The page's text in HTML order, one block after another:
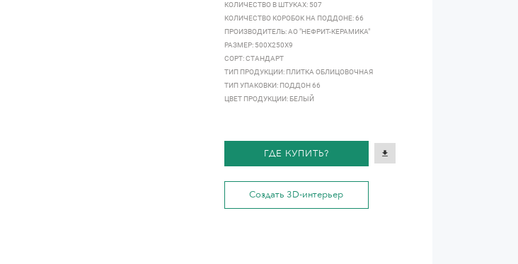
КОЛИЧЕСТВО В ШТУКАХ: 507
КОЛИЧЕСТВО КОРОБОК НА ПОДДОНЕ: 66
ПРОИЗВОДИТЕЛЬ: АО "НЕФРИТ-КЕРАМИКА"
РАЗМЕР: 500Х250Х9
СОРТ: СТАНДАРТ
ТИП ПРОДУКЦИИ: ПЛИТКА ОБЛИЦОВОЧНАЯ
ТИП УПАКОВКИ: ПОДДОН 66
ЦВЕТ ПРОДУКЦИИ: БЕЛЫЙ
ГДЕ КУПИТЬ?
Создать 3D-интерьер